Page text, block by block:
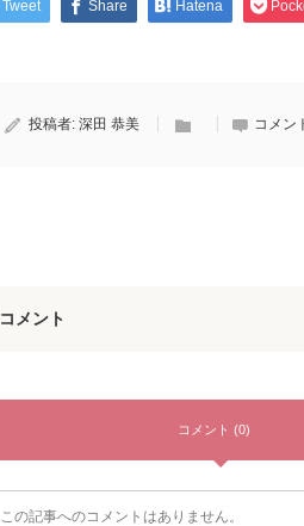
Tweet Share Hatena
投稿者: 深田 恭美 コメン
コメント
コメント (0)
この記事へのコメントはありません。